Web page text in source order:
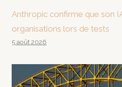
Anthropic confirme que son
organisations lors de tests
5 août 2026